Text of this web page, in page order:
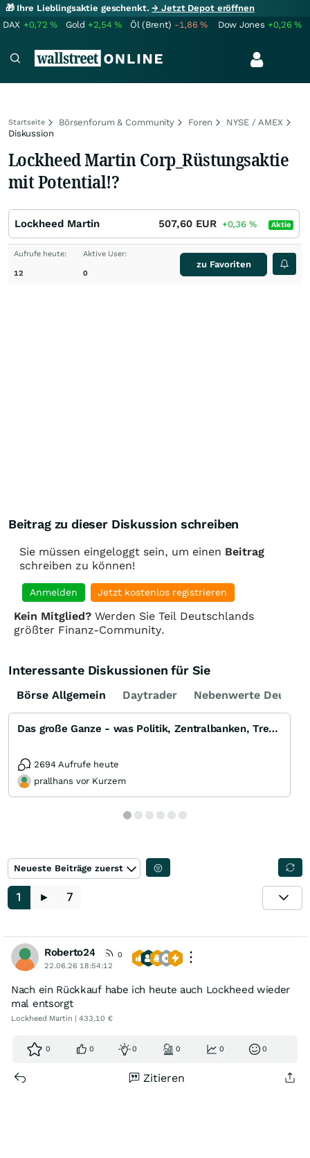
🎁 Ihre Lieblingsaktie geschenkt.→ Jetzt Depot eröffnen
DAX +0,72% Gold +2,54% Öl (Brent) -1,86% Dow Jones +0,26%
Startseite Börsenforum & Community Foren
NYSE / AMEX
Diskussion
Lockheed Martin Corp_Rüstungsaktie
mit Potential!?
Lockheed Martin 507,60 EUR +0,36 % Aktie
Aufrufe heute:
12
Aktive User:
0
zu Favoriten
Beitrag zu dieser Diskussion schreiben
Sie müssen eingeloggt sein, um einen Beitrag
schreiben zu können!
Anmelden Jetzt kostenlos registrieren
Kein Mitglied? Werden Sie Teil Deutschlands
größter Finanz-Community.
Interessante Diskussionen für Sie
Börse Allgemein Daytrader Nebenwerte
Das große Ganze - was Politik, Zentralbanken, Trends, Medien und Gesellschaft mit Aktien, Rohstoffen
2694 Aufrufe heute
prallhans vor Kurzem
Neueste Beiträge zuerst
1 ► 7
Roberto24
0
22.06.26 18:54:12
Nach ein Rückkauf habe ich heute auch Lockheed wieder
mal entsorgt
Lockheed Martin | 433,10 €
0 0 0 0 0 0
Zitieren